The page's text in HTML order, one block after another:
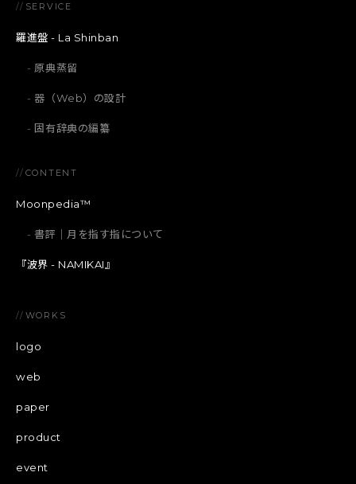
// SERVICE
羅進盤 - La Shinban
原典蒸留
器（Web）の設計
固有辞典の編纂
// CONTENT
Moonpedia™
書評｜月を指す指について
『波界 - NAMIKAI』
// WORKS
logo
web
paper
product
event